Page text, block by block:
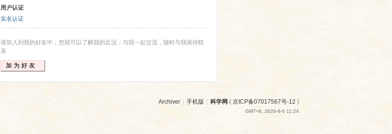
用户认证
实名认证
请加入到我的好友中，您就可以了解我的近况，与我一起交流，随时与我保持联
系
加为好友
Archiver | 手机版 科学网 ( 京ICP备07017567号-12)
GMT+8, 2026-8-6 11:24